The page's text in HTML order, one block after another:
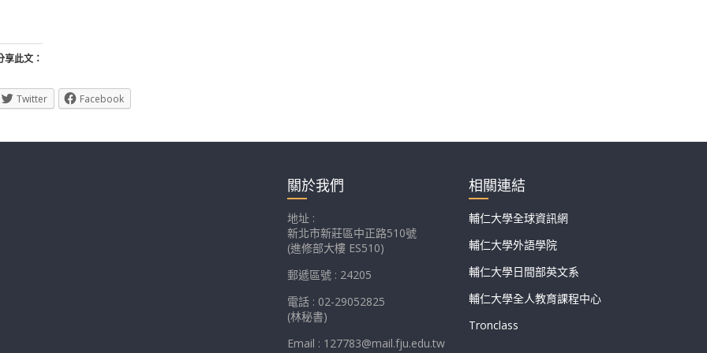
享此文：
Twitter Facebook
關於我們
地址 :
新北市新莊區中正路510號
(進修部大樓 ES510)
郵遞區號 : 24205
電話 : 02-29052825
(林秘書)
Email : 127783@mail.fju.edu.tw
相關連結
輔仁大學全球資訊網
輔仁大學外語學院
輔仁大學日間部英文系
輔仁大學全人教育課程中心
Tronclass